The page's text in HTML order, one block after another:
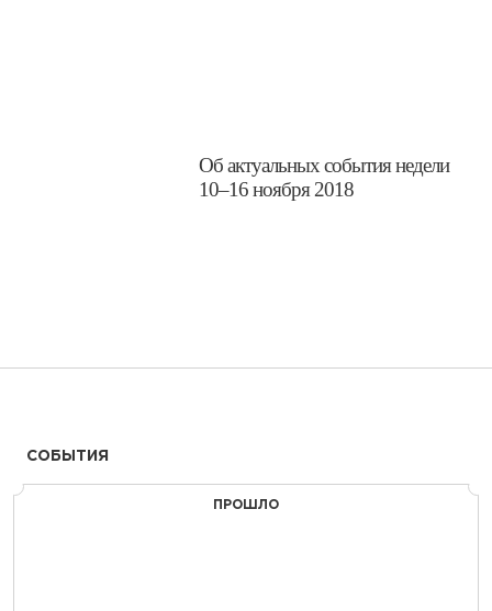
​Об актуальных события недели
10–16 ноября 2018
СОБЫТИЯ
ПРОШЛО